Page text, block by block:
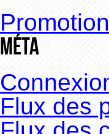
Méta
Flux des